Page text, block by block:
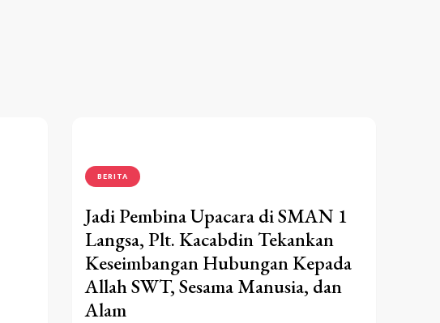
BERITA
Jadi Pembina Upacara di SMAN 1
Langsa, Plt. Kacabdin Tekankan
Keseimbangan Hubungan Kepada
Allah SWT, Sesama Manusia, dan
Alam